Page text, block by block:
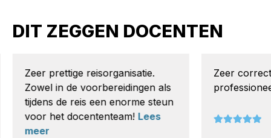
DIT ZEGGEN DOCENTEN
Zeer prettige reisorganisatie.
Zowel in de voorbereidingen als
tijdens de reis een enorme steun
voor het docententeam! Lees
meer
Zeer